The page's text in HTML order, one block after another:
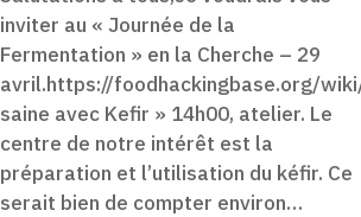
inviter au « Journée de la
Fermentation » en la Cherche – 29
avril.https://foodhackingbase.org/
saine avec Kefir » 14h00, atelier. Le
centre de notre intérêt est la
préparation et l’utilisation du kéfir. Ce
serait bien de compter environ…